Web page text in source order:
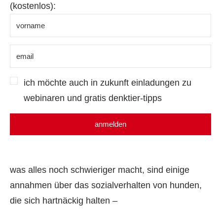
(kostenlos):
ich möchte auch in zukunft einladungen zu
webinaren und gratis denktier-tipps
anmelden
was alles noch schwieriger macht, sind einige
annahmen über das sozialverhalten von hunden,
die sich hartnäckig halten –